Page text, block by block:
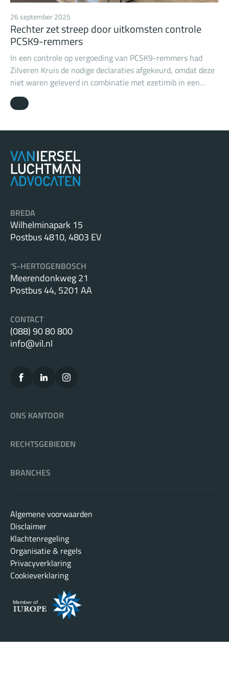
26 september 2025
Rechter zet streep door uitkomsten controle
PCSK9-remmers
In een controle op vergoeding van PCSK9-remmers had
Zilveren Kruis de nodige declaraties afgekeurd, omdat deze
niet waren geleverd in combinatie met ezetimib in een
dosering van 10 mg per dag. De rechter vond dat Zilveren
Kruis daarmee in de zorgovereenkomst eisen had gesteld
stellen.
BREDA
Wilhelminapark 15
Postbus 4810, 4803 EV
‘S-HERTOGENBOSCH
Meerendonkweg 21
Postbus 44, 5201 AA
CONTACT
(088) 90 80 800
info@vil.nl
ONS KANTOOR
RECHTSGEBIEDEN
BRANCHES
Algemene voorwaarden
Disclaimer
Klachtenregeling
Organisatie & regels
Privacyverklaring
Cookieverklaring
Member of